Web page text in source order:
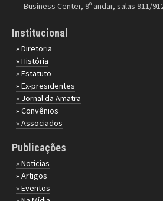
Business Center, 9º andar, salas 911/
Institucional
» Diretoria
» História
» Estatuto
» Ex-presidentes
» Jornal da Amatra
» Convênios
» Associados
Publicações
» Notícias
» Artigos
» Eventos